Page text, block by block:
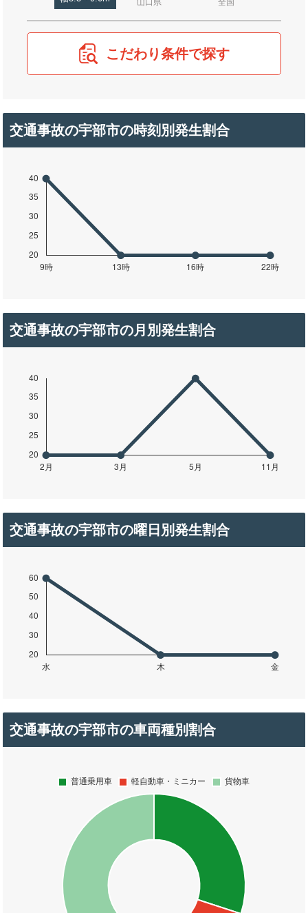
山口県 全国
こだわり条件で探す
交通事故の宇部市の時刻別発生割合
交通事故の宇部市の月別発生割合
交通事故の宇部市の曜日別発生割合
交通事故の宇部市の車両種別割合